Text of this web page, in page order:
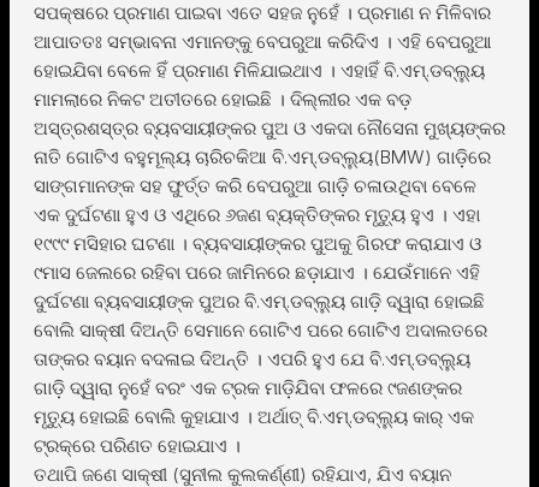
ସପକ୍ଷରେ ପ୍ରମାଣ ପାଇବା ଏତେ ସହଜ ନୁହେଁ । ପ୍ରମାଣ ନ ମିଳିବାର
ଆପାତତଃ ସମ୍ଭାବନା ଏମାନଙ୍କୁ ବେପରୁଆ କରିଦିଏ । ଏହି ବେପରୁଆ
ହୋଇଯିବା ବେଳେ ହିଁ ପ୍ରମାଣ ମିଳିଯାଇଥାଏ । ଏହାହିଁ ବି.ଏମ୍.ଡବ୍ଲୁ୍ୟ
ମାମଲାରେ ନିକଟ ଅତୀତରେ ହୋଇଛି । ଦିଲ୍ଲୀର ଏକ ବଡ଼
ଅସ୍ତ୍ରଶସ୍ତ୍ର ବ୍ୟବସାୟୀଙ୍କର ପୁଅ ଓ ଏକଦା ନୌସେନା ମୁଖ୍ୟଙ୍କର
ନାତି ଗୋଟିଏ ବହୁମୂଲ୍ୟ ଚାରିଚକିଆ ବି.ଏମ୍.ଡବ୍ଲୁ୍ୟ(BMW) ଗାଡ଼ିରେ
ସାଙ୍ଗମାନଙ୍କ ସହ ଫୁର୍ତ୍ତ କରି ବେପରୁଆ ଗାଡ଼ି ଚଳାଉଥିବା ବେଳେ
ଏକ ଦୁର୍ଘଟଣା ହୁଏ ଓ ଏଥିରେ ୬ଜଣ ବ୍ୟକ୍ତିଙ୍କର ମୃତୁ୍ୟ ହୁଏ । ଏହା
୧୯୯୯ ମସିହାର ଘଟଣା । ବ୍ୟବସାୟୀଙ୍କର ପୁଅକୁ ଗିରଫ କରାଯାଏ ଓ
୯ମାସ ଜେଲରେ ରହିବା ପରେ ଜାମିନରେ ଛଡ଼ାଯାଏ । ଯେଉଁମାନେ ଏହି
ଦୁର୍ଘଟଣା ବ୍ୟବସାୟୀଙ୍କ ପୁଅର ବି.ଏମ୍.ଡବ୍ଲୁ୍ୟ ଗାଡ଼ି ଦ୍ୱାରା ହୋଇଛି
ବୋଲି ସାକ୍ଷୀ ଦିଅନ୍ତି ସେମାନେ ଗୋଟିଏ ପରେ ଗୋଟିଏ ଅଦାଲତରେ
ତାଙ୍କର ବୟାନ ବଦଳାଇ ଦିଅନ୍ତି । ଏପରି ହୁଏ ଯେ ବି.ଏମ୍.ଡବ୍ଲୁ୍ୟ
ଗାଡ଼ି ଦ୍ୱାରା ନୁହେଁ ବରଂ ଏକ ଟ୍ରକ ମାଡ଼ିଯିବା ଫଳରେ ୯ଜଣଙ୍କର
ମୃତୁ୍ୟ ହୋଇଛି ବୋଲି କୁହାଯାଏ । ଅର୍ଥାତ୍ ବି.ଏମ୍.ଡବ୍ଲୁ୍ୟ କାର୍ ଏକ
ଟ୍ରକ୍ରେ ପରିଣତ ହୋଇଯାଏ ।
ତଥାପି ଜଣେ ସାକ୍ଷୀ (ସୁନୀଲ କୁଲକର୍ଣ୍ଣୀ) ରହିଯାଏ, ଯିଏ ବୟାନ